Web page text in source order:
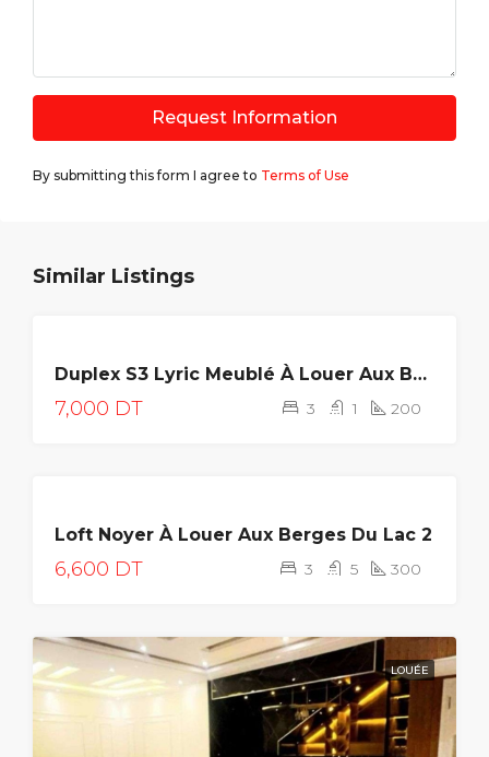
Request Information
By submitting this form I agree to Terms of Use
Similar Listings
LOUER
Duplex S3 Lyric Meublé À Louer Aux Berges Du Lac 2
7,000 DT 3 1 200
NEUF
Loft Noyer À Louer Aux Berges Du Lac 2
6,600 DT 3 5 300
LOUÉE